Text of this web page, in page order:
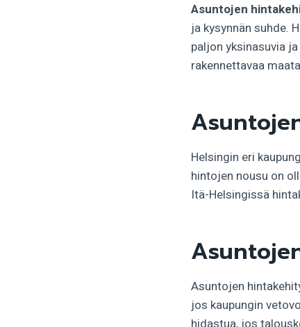
Asuntojen
ja kysynnän suhde.
paljon yksinasuvia
rakennettavaa
Helsingin eri
hintojen nousu on
Itä-Helsingissä
Asuntojen
jos kaupungin